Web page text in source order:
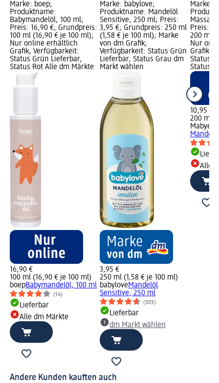
Marke: boep;
Produktname:
Babymandelöl, 100 ml;
Preis: 16,90 €; Grundpreis:
100 ml (16,90 € je 100 ml);
Nur online erhältlich
Grafik; Verfügbarkeit:
Status Grün Lieferbar,
Status Rot Alle dm Märkte
16,90 €
100 ml (16,90 € je 100 ml)
boepBabymandelöl, 100 ml
(14)
Lieferbar
Alle dm Märkte
Marke: babylove;
Produktname: Mandelöl
Sensitive, 250 ml; Preis:
3,95 €; Grundpreis: 250 ml
(1,58 € je 100 ml); Marke
von dm Grafik;
Verfügbarkeit: Status Grün
Lieferbar, Status Grau dm
Markt wählen
3,95 €
250 ml (1,58 € je 100 ml)
babyloveMandelöl
Sensitive, 250 ml
(303)
Lieferbar
dm Markt wählen
Marke:
Preis:
200 ml
Nur
Grafik;
Status
Status
10,95 €
200 ml
Mabyen
Mandel,
Alle
Andere Kunden kauften auch